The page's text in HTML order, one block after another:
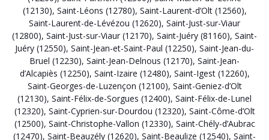
(12130), Saint-Léons (12780), Saint-Laurent-d’Olt (12560),
Saint-Laurent-de-Lévézou (12620), Saint-Just-sur-Viaur
(12800), Saint-Just-sur-Viaur (12170), Saint-Juéry (81160), Saint-
Juéry (12550), Saint-Jean-et-Saint-Paul (12250), Saint-Jean-du-
Bruel (12230), Saint-Jean-Delnous (12170), Saint-Jean-
d’Alcapiès (12250), Saint-Izaire (12480), Saint-Igest (12260),
Saint-Georges-de-Luzençon (12100), Saint-Geniez-d’Olt
(12130), Saint-Félix-de-Sorgues (12400), Saint-Félix-de-Lunel
(12320), Saint-Cyprien-sur-Dourdou (12320), Saint-Côme-d’Olt
(12500), Saint-Christophe-Vallon (12330), Saint-Chély-d’Aubrac
(12470), Saint-Beauzély (12620), Saint-Beaulize (12540), Saint-